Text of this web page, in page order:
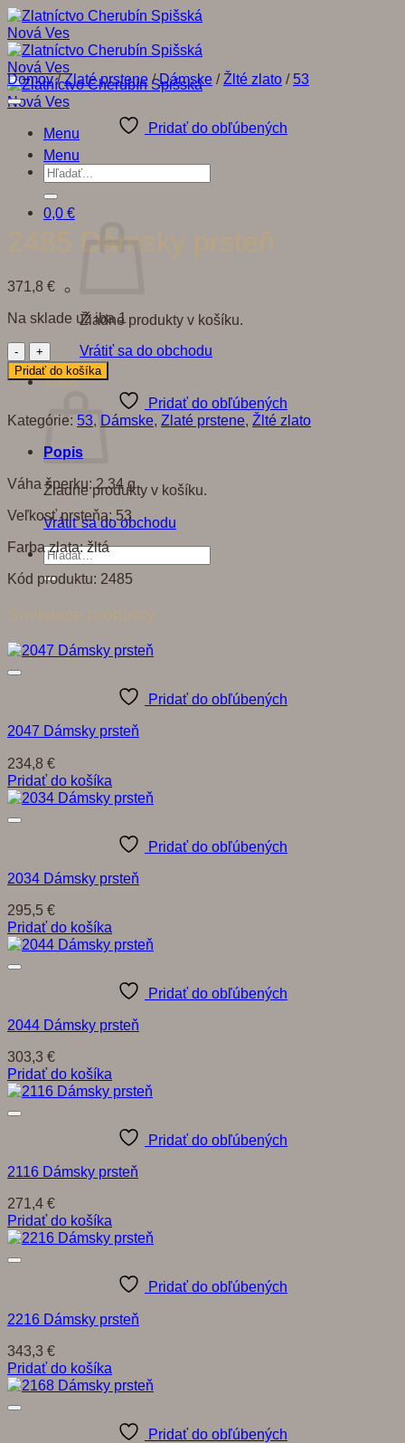
Skip
to
content
Menu
Menu
Hľadať:
0,0 €
Žiadne produkty v košíku.
Vrátiť sa do obchodu
Košík
Žiadne produkty v košíku.
Vrátiť sa do obchodu
Hľadať:
Domov / Zlaté prstene / Dámske / Žlté zlato / 53
Pridať do obľúbených
2485 Dámsky prsteň
371,8 €
Na sklade už iba 1
množstvo
2485
Dámsky
Pridať do košíka
Pridať do obľúbených
Kategórie: 53 Dámske Zlaté prstene Žlté zlato
Popis
Váha šperku: 2,34 g
Veľkosť prsteňa: 53
Farba zlata: žltá
Kód produktu: 2485
Súvisiace produkty
Pridať do obľúbených
2047 Dámsky prsteň
234,8 €
Pridať do košíka
Pridať do obľúbených
2034 Dámsky prsteň
295,5 €
Pridať do košíka
Pridať do obľúbených
2044 Dámsky prsteň
303,3 €
Pridať do košíka
Pridať do obľúbených
2116 Dámsky prsteň
271,4 €
Pridať do košíka
Pridať do obľúbených
2216 Dámsky prsteň
343,3 €
Pridať do košíka
Pridať do obľúbených